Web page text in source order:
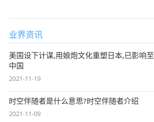
业界资讯
美国设下计谋,用娘炮文化重塑日本,已影响至
中国
2021-11-19
时空伴随者是什么意思?时空伴随者介绍
2021-11-09